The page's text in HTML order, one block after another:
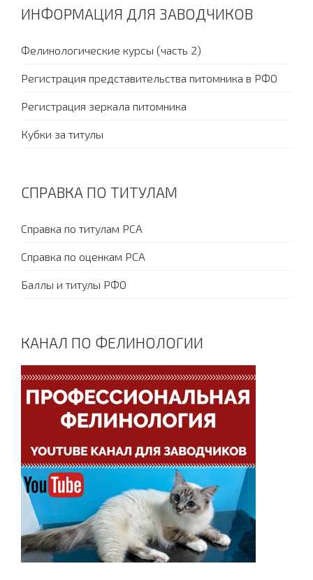
ИНФОРМАЦИЯ ДЛЯ ЗАВОДЧИКОВ
Фелинологические курсы (часть 2)
Регистрация представительства питомника в РФО
Регистрация зеркала питомника
Кубки за титулы
СПРАВКА ПО ТИТУЛАМ
Справка по титулам PCA
Справка по оценкам PCA
Баллы и титулы РФО
КАНАЛ ПО ФЕЛИНОЛОГИИ